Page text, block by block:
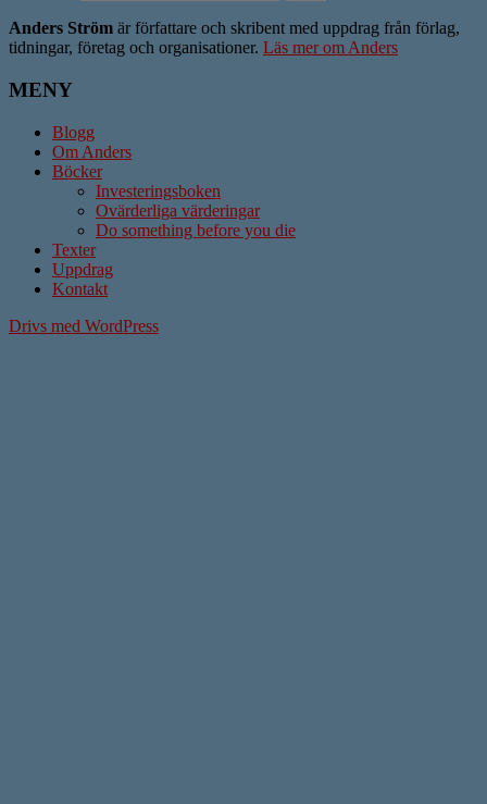
Anders Ström är författare och skribent med uppdrag från förlag,
tidningar, företag och organisationer. Läs mer om Anders
MENY
Blogg
Om Anders
Böcker
Investeringsboken
Ovärderliga värderingar
Do something before you die
Texter
Uppdrag
Kontakt
Drivs med WordPress